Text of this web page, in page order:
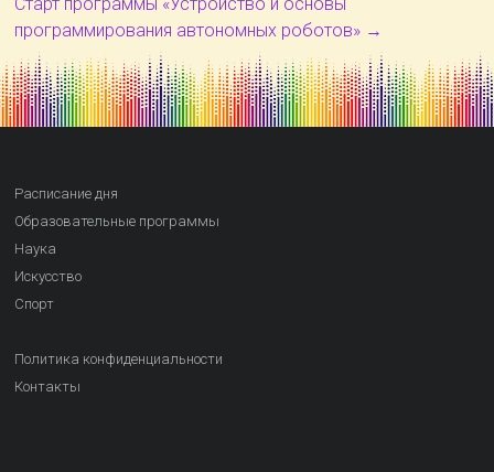
программирования автономных роботов» →
Расписание дня
Образовательные программы
Наука
Искусство
Спорт
Политика конфиденциальности
Контакты